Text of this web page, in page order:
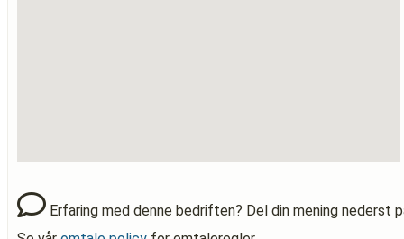
Erfaring med denne bedriften? Del din mening nederst